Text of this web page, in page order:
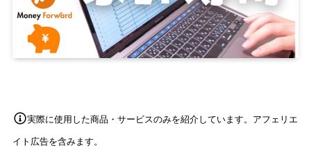
実際に使用した商品・サービスのみを紹介しています。アフェリエ
イト広告を含みます。